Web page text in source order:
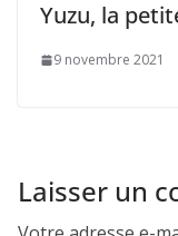
Yuzu, la
9 novembre 2021
Laisser un